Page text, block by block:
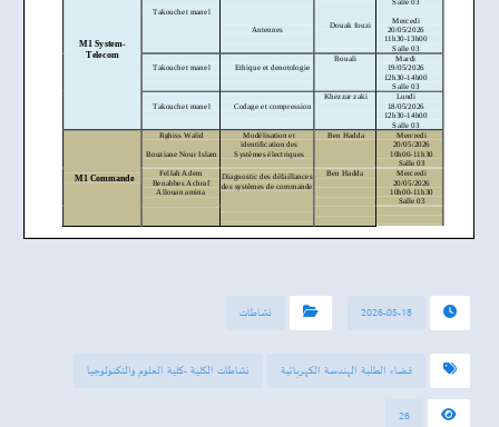
2026-05-18 نشاطات
فضاء الطلبة الهندسة الكهربائية نشاطات الكلية -كلية العلوم والتكنولوجيا
26